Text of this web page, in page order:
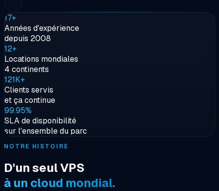
17+
Années d'expérience
depuis 2008
12+
Locations mondiales
4 continents
121K+
Clients servis
et ça continue
99.95%
SLA de disponibilité
sur l'ensemble du parc
NOTRE HISTOIRE
D'un seul VPS
à un cloud mondial.